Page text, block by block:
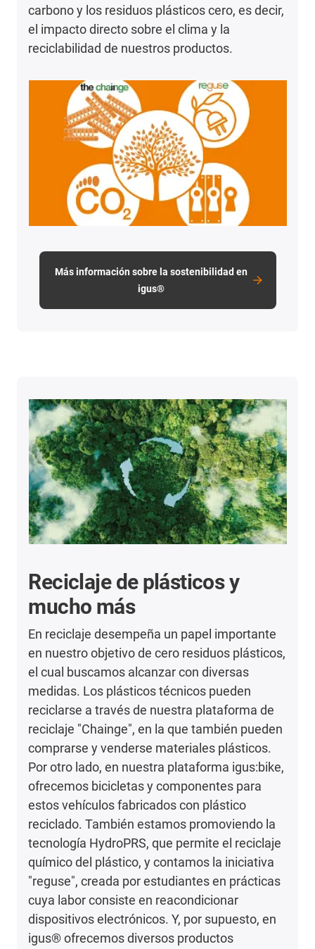
carbono y los residuos plásticos cero, es decir,
el impacto directo sobre el clima y la
reciclabilidad de nuestros productos.
Más información sobre la sostenibilidad en
igus®
Reciclaje de plásticos y
mucho más
En reciclaje desempeña un papel importante
en nuestro objetivo de cero residuos plásticos,
el cual buscamos alcanzar con diversas
medidas. Los plásticos técnicos pueden
reciclarse a través de nuestra plataforma de
reciclaje "Chainge", en la que también pueden
comprarse y venderse materiales plásticos.
Por otro lado, en nuestra plataforma igus:bike,
ofrecemos bicicletas y componentes para
estos vehículos fabricados con plástico
reciclado. También estamos promoviendo la
tecnología HydroPRS, que permite el reciclaje
químico del plástico, y contamos la iniciativa
"reguse", creada por estudiantes en prácticas
cuya labor consiste en reacondicionar
dispositivos electrónicos. Y, por supuesto, en
igus® ofrecemos diversos productos